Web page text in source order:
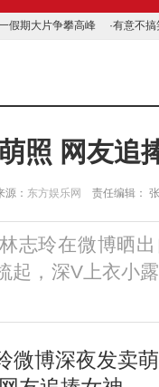
假期大片争攀高峰 ·有意不搞
照 网友追
： 东方娱乐网 责任编辑：
志玲在微博晒
起，深V上衣小